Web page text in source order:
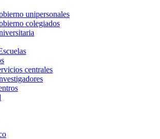
unipersonales
colegiados
centrales